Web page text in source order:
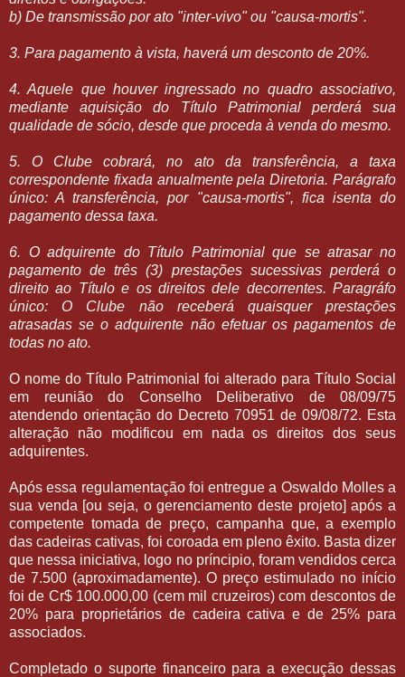
b) De transmissão por ato "inter-vivo" ou "causa-mortis".
3. Para pagamento à vista, haverá um desconto de 20%.
4. Aquele que houver ingressado no quadro associativo,
mediante aquisição do Título Patrimonial perderá sua
qualidade de sócio, desde que proceda à venda do mesmo.
5. O Clube cobrará, no ato da transferência, a taxa
correspondente fixada anualmente pela Diretoria. Parágrafo
único: A transferência, por "causa-mortis", fica isenta do
pagamento dessa taxa.
6. O adquirente do Título Patrimonial que se atrasar no
pagamento de três (3) prestações sucessivas perderá o
direito ao Título e os direitos dele decorrentes. Paragráfo
único: O Clube não receberá quaisquer prestações
atrasadas se o adquirente não efetuar os pagamentos de
todas no ato.
O nome do Título Patrimonial foi alterado para Título Social
em reunião do Conselho Deliberativo de 08/09/75
atendendo orientação do Decreto 70951 de 09/08/72. Esta
alteração não modificou em nada os direitos dos seus
adquirentes.
Após essa regulamentação foi entregue a Oswaldo Molles a
sua venda [ou seja, o gerenciamento deste projeto] após a
competente tomada de preço, campanha que, a exemplo
das cadeiras cativas, foi coroada em pleno êxito. Basta dizer
que nessa iniciativa, logo no príncipio, foram vendidos cerca
de 7.500 (aproximadamente). O preço estimulado no início
foi de Cr$ 100.000,00 (cem mil cruzeiros) com descontos de
20% para proprietários de cadeira cativa e de 25% para
associados.
Completado o suporte financeiro para a execução dessas